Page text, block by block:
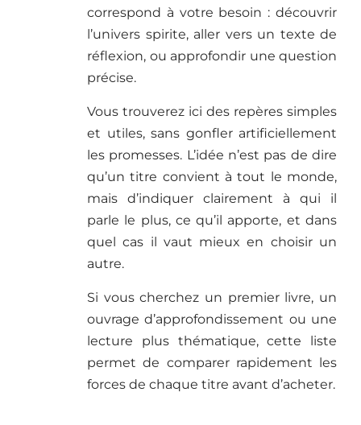
correspond à votre besoin : découvrir
l’univers spirite, aller vers un texte de
réflexion, ou approfondir une question
précise.
Vous trouverez ici des repères simples
et utiles, sans gonfler artificiellement
les promesses. L’idée n’est pas de dire
qu’un titre convient à tout le monde,
mais d’indiquer clairement à qui il
parle le plus, ce qu’il apporte, et dans
quel cas il vaut mieux en choisir un
autre.
Si vous cherchez un premier livre, un
ouvrage d’approfondissement ou une
lecture plus thématique, cette liste
permet de comparer rapidement les
forces de chaque titre avant d’acheter.